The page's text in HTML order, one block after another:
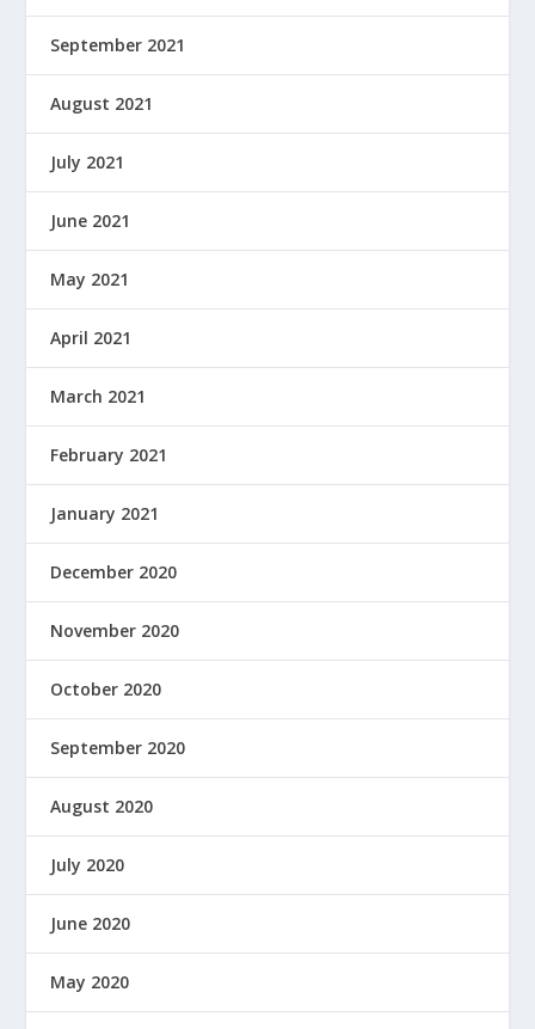
September 2021
August 2021
July 2021
June 2021
May 2021
April 2021
March 2021
February 2021
January 2021
December 2020
November 2020
October 2020
September 2020
August 2020
July 2020
June 2020
May 2020